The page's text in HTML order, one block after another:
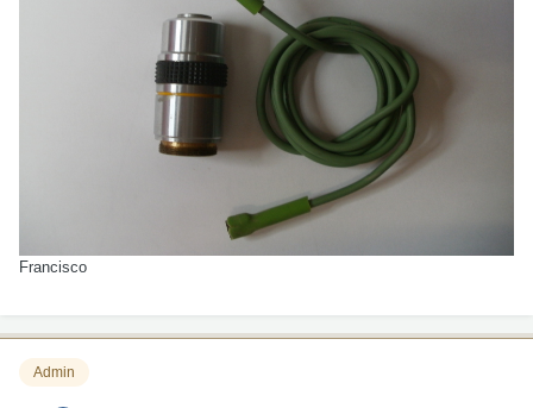
Francisco
Admin